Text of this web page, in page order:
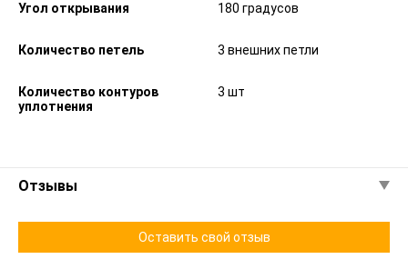
Угол открывания 180 градусов
Количество петель 3 внешних петли
Количество контуров
уплотнения
3 шт
Отзывы
Оставить свой отзыв